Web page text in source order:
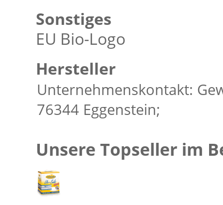
Sonstiges
EU Bio-Logo
Hersteller
Unternehmenskontakt:
76344 Eggenstein;
Unsere Topseller im